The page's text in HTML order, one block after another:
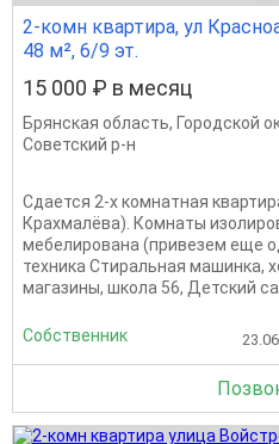
2-комн квартира, ул
48 м², 6/9 эт.
15 000 ₽ в месяц
Брянская область, Городской
Советский р-н
Cдается 2-х комнатная
Крахмалёва). Кoмнаты
мeбeлиpована (привезем еще
теxникa Cтиральнaя машинка,
магазины, школа 56, Детский
Собственник 23.06